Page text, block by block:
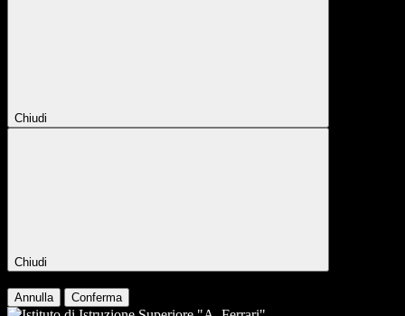
Chiudi
Chiudi
Annulla Conferma